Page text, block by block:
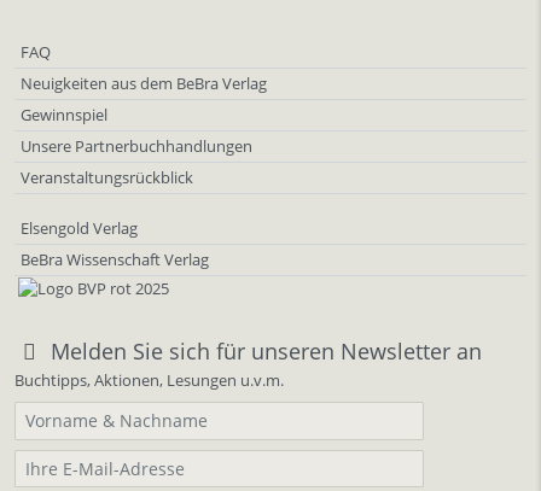
FAQ
Neuigkeiten aus dem BeBra Verlag
Gewinnspiel
Unsere Partnerbuchhandlungen
Veranstaltungsrückblick
Elsengold Verlag
BeBra Wissenschaft Verlag
Melden Sie sich für unseren Newsletter an
Buchtipps, Aktionen, Lesungen u.v.m.